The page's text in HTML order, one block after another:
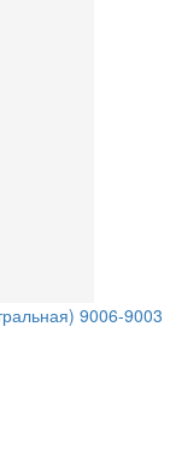
9006-9003